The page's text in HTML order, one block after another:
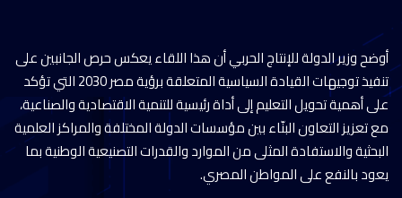
أوضح وزير الدولة للإنتاج الحربي أن هذا اللقاء يعكس حرص الجانبين على
تنفيذ توجيهات القيادة السياسية المتعلقة برؤية مصر 2030 التي تؤكد
على أهمية تحويل التعليم إلى أداة رئيسية للتنمية الاقتصادية والصناعية،
مع تعزيز التعاون البنّاء بين مؤسسات الدولة المختلفة والمراكز العلمية
البحثية والاستفادة المثلى من الموارد والقدرات التصنيعية الوطنية بما
يعود بالنفع على المواطن المصري.